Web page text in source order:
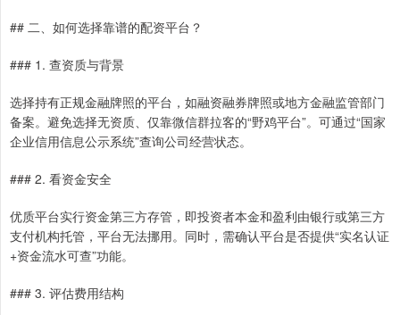
## 二、如何选择靠谱的配资平台？
### 1. 查资质与背景
选择持有正规金融牌照的平台，如融资融券牌照或地方金融监管部门
备案。避免选择无资质、仅靠微信群拉客的“野鸡平台”。可通过“国家
企业信用信息公示系统”查询公司经营状态。
### 2. 看资金安全
优质平台实行资金第三方存管，即投资者本金和盈利由银行或第三方
支付机构托管，平台无法挪用。同时，需确认平台是否提供“实名认证
+资金流水可查”功能。
### 3. 评估费用结构